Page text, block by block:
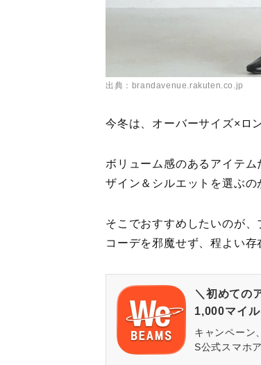
出典：brandavenue.rakuten.co.jp
今冬は、オーバーサイズ×ロ
ボリューム感のあるアイテ
ザイン＆シルエットを選ぶの
そこでおすすめしたいのが、
コーデを邪魔せず、程よい存
＼初めての
1,000マイル
キャンペーン
S公式スマホ